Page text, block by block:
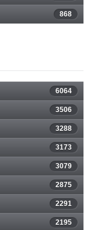
868
6064
3506
3288
3173
3079
2875
2291
2195